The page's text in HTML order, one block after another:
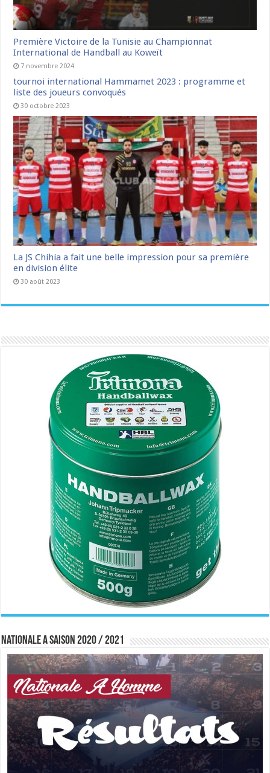
Première Victoire de la Tunisie au Championnat
International de Handball au Koweït
7 novembre 2024
tournoi international Hammamet 2023 : programme et
liste des joueurs convoqués
30 octobre 2023
La JS Chihia a fait une belle impression pour sa première
en division élite
30 août 2023
Nationale A saison 2020 / 2021